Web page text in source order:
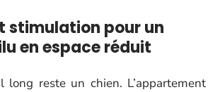
stimulation pour un
en espace réduit
long reste un chien. L’appartement